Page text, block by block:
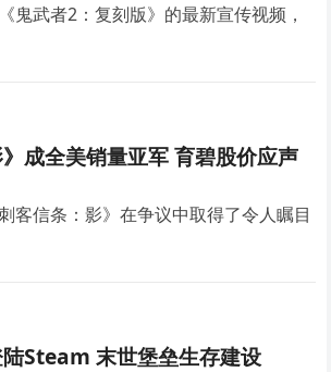
鬼武者2：复刻版》的最新宣传视频，
》成全美销量亚军 育碧股价应声
客信条：影》在争议中取得了令人瞩目
陆Steam 末世堡垒生存建设